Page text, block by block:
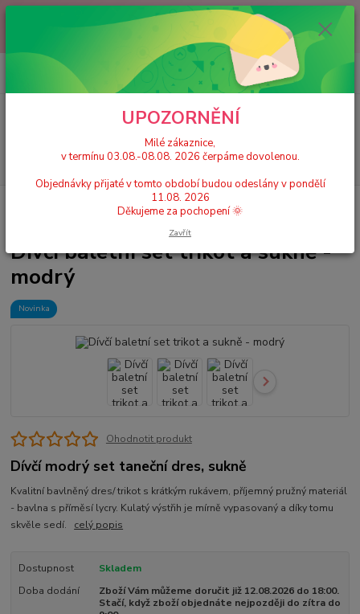
Milé zákaznice, v termínu 03.08.-08.08. 2026 čerpáme dovolenou.
Objednávky přijaté v tomto období budou odeslány v pondělí 11.08.
2026 Děkujeme za pochopení 🌞
CZK
Hledat
+420 777 224 390
(Po-Pá, 9-17 hod.)
0 Kč
Dívčí taneční trikoty, dresy se sukní
Dívčí baletní set trikot a sukně
Dívčí baletní set trikot a sukně -
modrý
Novinka
Ohodnotit produkt
Dívčí modrý set taneční dres, sukně
Kvalitní bavlněný dres/ trikot s krátkým rukávem, příjemný pružný materiál
- bavlna s příměsí lycry. Kulatý výstřih je mírně vypasovaný a díky tomu
skvěle sedí. celý popis
Dostupnost
Skladem
Doba dodání
Zboží Vám můžeme doručit již 12.08.2026 do 18:00.
Stačí, když zboží objednáte nejpozději do zítra do
UPOZORNĚNÍ
Milé zákaznice,
v termínu 03.08.-08.08. 2026 čerpáme dovolenou.
Objednávky přijaté v tomto období budou odeslány v pondělí
11.08. 2026
Děkujeme za pochopení 🌞
Zavřít